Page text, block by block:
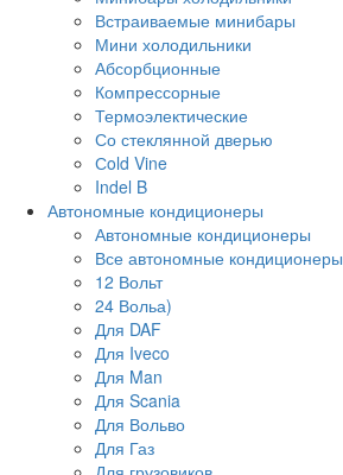
Встраиваемые минибары
Мини холодильники
Абсорбционные
Компрессорные
Термоэлектические
Со стеклянной дверью
Сold Vine
Indel B
Автономные кондиционеры
Автономные кондиционеры
Все автономные кондиционеры
12 Вольт
24 Вольа)
Для DAF
Для Iveco
Для Man
Для Scania
Для Вольво
Для Газ